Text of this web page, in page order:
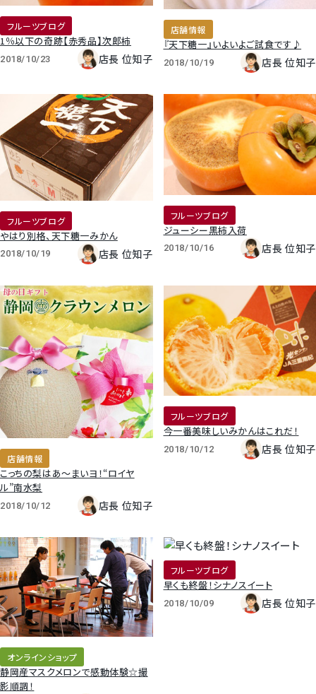
神紅ぶどう
1房からOK！ぶどう狩り
宮崎産パパイヤ
すいか
マスクメロンと季節のフルーツ詰合せ
フルーツブログ
1％以下の奇跡【赤秀品】次郎柿
2018/10/23 店長 位知子
店舗情報
『天下糖一』いよいよご試食です♪
2018/10/19 店長 位知子
フルーツブログ
やはり別格、天下糖一みかん
2018/10/19 店長 位知子
フルーツブログ
ジューシー黒柿入荷
2018/10/16 店長 位知子
店舗情報
こっちの梨はあ～まいヨ！“ロイヤ
ル”南水梨
2018/10/12 店長 位知子
フルーツブログ
今一番美味しいみかんはこれだ！
2018/10/12 店長 位知子
オンラインショップ
静岡産マスクメロンで感動体験☆撮
影順調！
フルーツブログ
早くも終盤！シナノスイート
2018/10/09 店長 位知子